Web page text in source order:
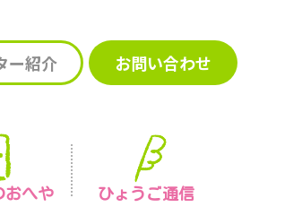
ー紹介 お問い合わせ
おへや ひょうご通信